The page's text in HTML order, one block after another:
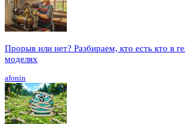
Прорыв или нет? Разбираем, кто есть кто в
моделях
afonin